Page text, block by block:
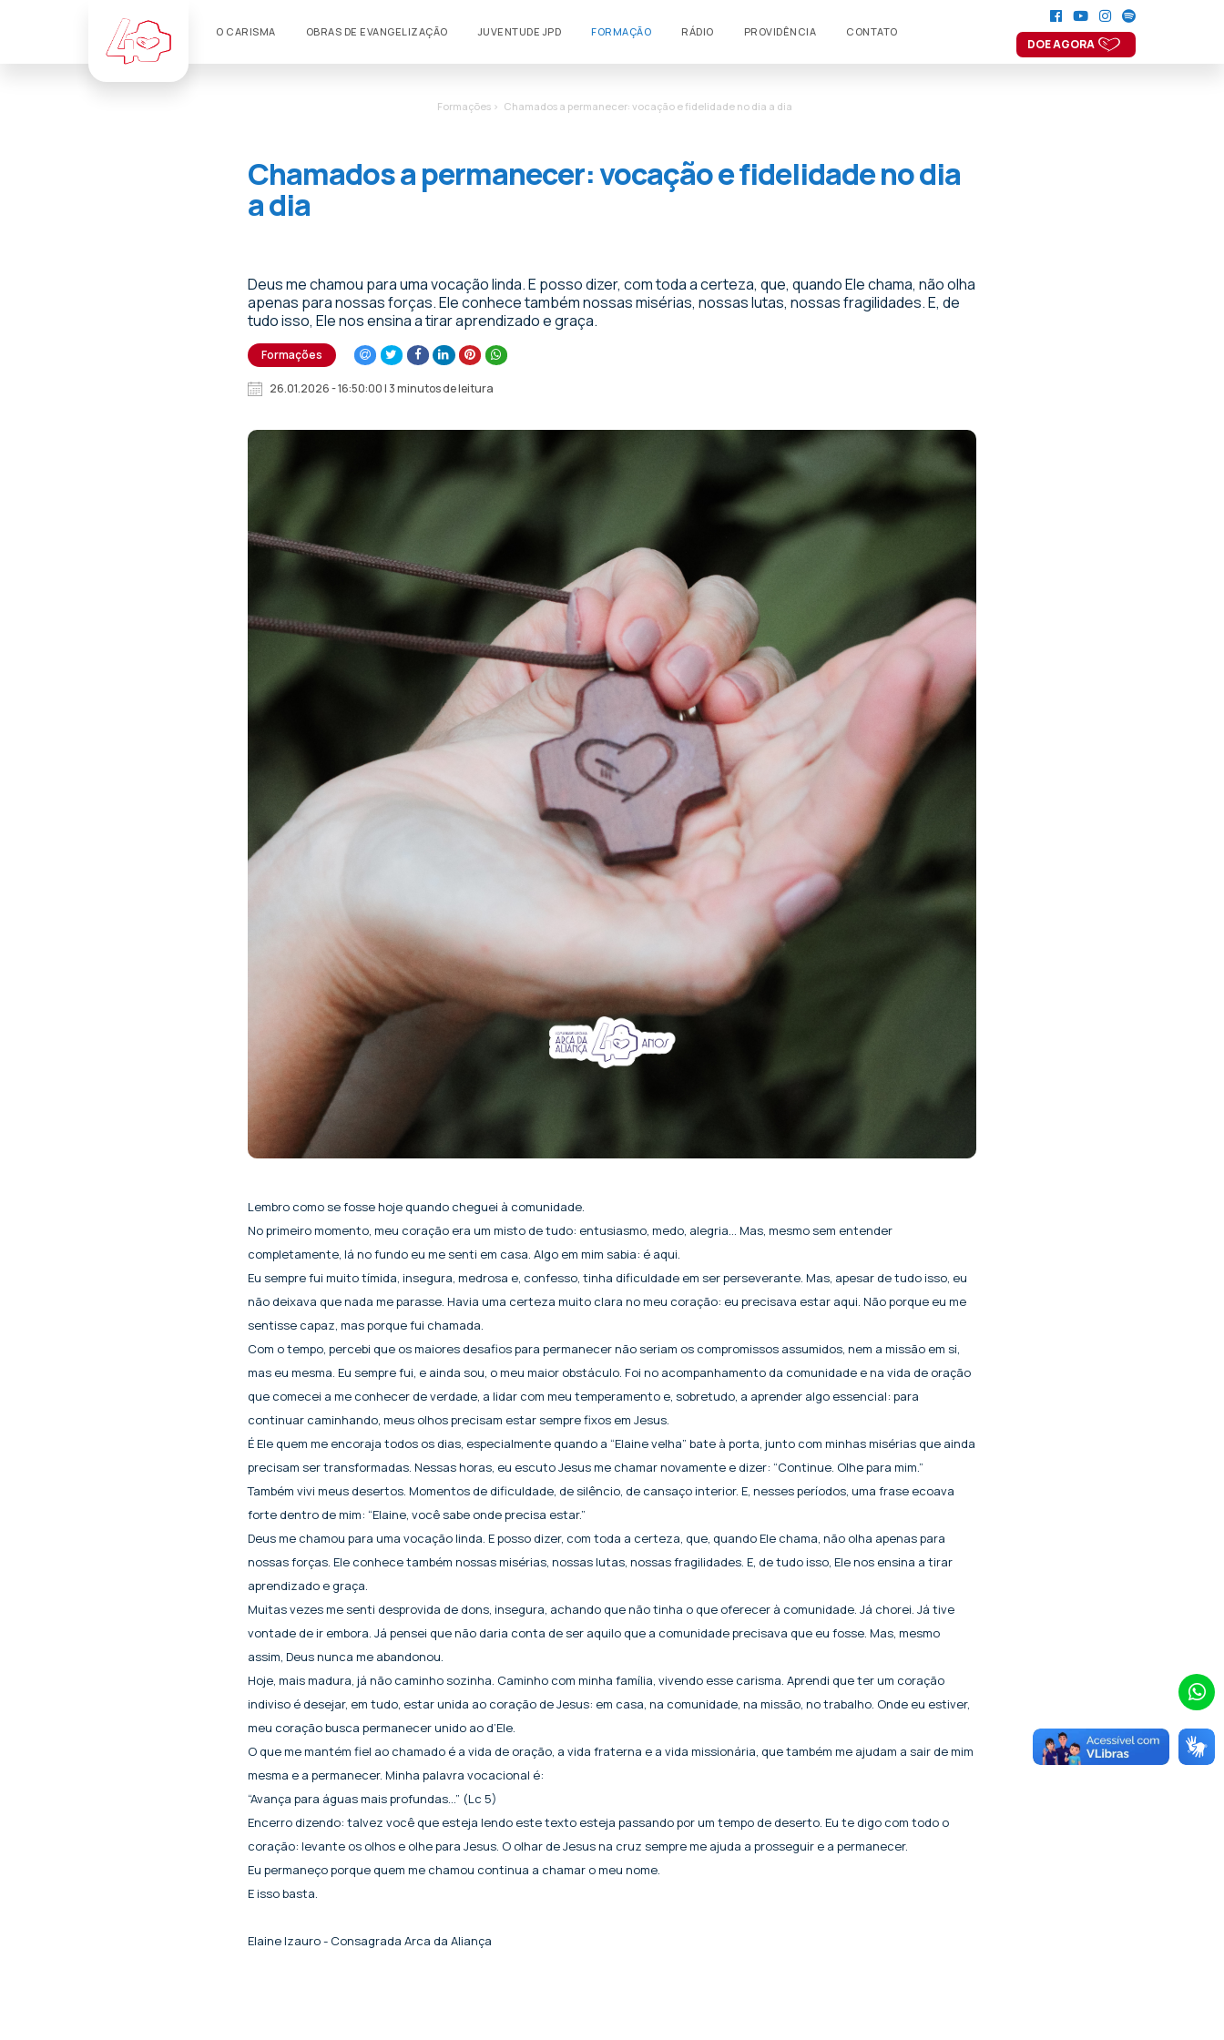
O CARISMA OBRAS DE EVANGELIZAÇÃO JUVENTUDE JPD FORMAÇÃO RÁDIO PROVIDÊNCIA CONTATO
DOE AGORA
Formações > Chamados a permanecer: vocação e fidelidade no dia a dia
Chamados a permanecer: vocação e fidelidade no dia
a dia
Deus me chamou para uma vocação linda. E posso dizer, com toda a certeza, que, quando Ele chama, não olha
apenas para nossas forças. Ele conhece também nossas misérias, nossas lutas, nossas fragilidades. E, de
tudo isso, Ele nos ensina a tirar aprendizado e graça.
Formações
26.01.2026 - 16:50:00 | 3 minutos de leitura
Lembro como se fosse hoje quando cheguei à comunidade.
No primeiro momento, meu coração era um misto de tudo: entusiasmo, medo, alegria… Mas, mesmo sem entender
completamente, lá no fundo eu me senti em casa. Algo em mim sabia: é aqui.
Eu sempre fui muito tímida, insegura, medrosa e, confesso, tinha dificuldade em ser perseverante. Mas, apesar de tudo isso, eu
não deixava que nada me parasse. Havia uma certeza muito clara no meu coração: eu precisava estar aqui. Não porque eu me
sentisse capaz, mas porque fui chamada.
Com o tempo, percebi que os maiores desafios para permanecer não seriam os compromissos assumidos, nem a missão em si,
mas eu mesma. Eu sempre fui, e ainda sou, o meu maior obstáculo. Foi no acompanhamento da comunidade e na vida de oração
que comecei a me conhecer de verdade, a lidar com meu temperamento e, sobretudo, a aprender algo essencial: para
continuar caminhando, meus olhos precisam estar sempre fixos em Jesus.
É Ele quem me encoraja todos os dias, especialmente quando a “Elaine velha” bate à porta, junto com minhas misérias que ainda
precisam ser transformadas. Nessas horas, eu escuto Jesus me chamar novamente e dizer: “Continue. Olhe para mim.”
Também vivi meus desertos. Momentos de dificuldade, de silêncio, de cansaço interior. E, nesses períodos, uma frase ecoava
forte dentro de mim: “Elaine, você sabe onde precisa estar.”
Deus me chamou para uma vocação linda. E posso dizer, com toda a certeza, que, quando Ele chama, não olha apenas para
nossas forças. Ele conhece também nossas misérias, nossas lutas, nossas fragilidades. E, de tudo isso, Ele nos ensina a tirar
aprendizado e graça.
Muitas vezes me senti desprovida de dons, insegura, achando que não tinha o que oferecer à comunidade. Já chorei. Já tive
vontade de ir embora. Já pensei que não daria conta de ser aquilo que a comunidade precisava que eu fosse. Mas, mesmo
assim, Deus nunca me abandonou.
Hoje, mais madura, já não caminho sozinha. Caminho com minha família, vivendo esse carisma. Aprendi que ter um coração
indiviso é desejar, em tudo, estar unida ao coração de Jesus: em casa, na comunidade, na missão, no trabalho. Onde eu estiver,
meu coração busca permanecer unido ao d’Ele.
O que me mantém fiel ao chamado é a vida de oração, a vida fraterna e a vida missionária, que também me ajudam a sair de mim
mesma e a permanecer. Minha palavra vocacional é:
“Avança para águas mais profundas...” (Lc 5)
Encerro dizendo: talvez você que esteja lendo este texto esteja passando por um tempo de deserto. Eu te digo com todo o
coração: levante os olhos e olhe para Jesus. O olhar de Jesus na cruz sempre me ajuda a prosseguir e a permanecer.
Eu permaneço porque quem me chamou continua a chamar o meu nome.
E isso basta.
Elaine Izauro - Consagrada Arca da Aliança